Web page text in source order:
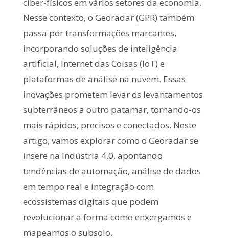
Nesse contexto, o Georadar (GPR) também
passa por transformações marcantes,
incorporando soluções de inteligência
artificial, Internet das Coisas (IoT) e
plataformas de análise na nuvem. Essas
inovações prometem levar os levantamentos
subterrâneos a outro patamar, tornando-os
mais rápidos, precisos e conectados. Neste
artigo, vamos explorar como o Georadar se
insere na Indústria 4.0, apontando
tendências de automação, análise de dados
em tempo real e integração com
ecossistemas digitais que podem
revolucionar a forma como enxergamos e
mapeamos o subsolo.